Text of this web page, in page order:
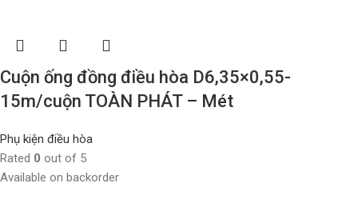
Cuộn ống đồng điều hòa D6,35×0,55-
15m/cuộn TOÀN PHÁT – Mét
Phụ kiện điều hòa
Rated 0 out of 5
Available on backorder